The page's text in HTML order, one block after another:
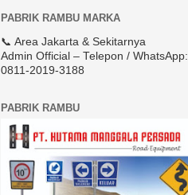
PABRIK RAMBU MARKA
📞 Area Jakarta & Sekitarnya
Admin Official – Telepon / WhatsApp:
0811-2019-3188
PABRIK RAMBU